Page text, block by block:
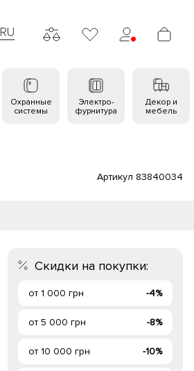
RU
Охранные
системы
Электро-
фурнитура
Декор и
мебель
Артикул 83840034
Скидки на покупки:
от 1 000 грн -4%
от 5 000 грн -8%
от 10 000 грн -10%